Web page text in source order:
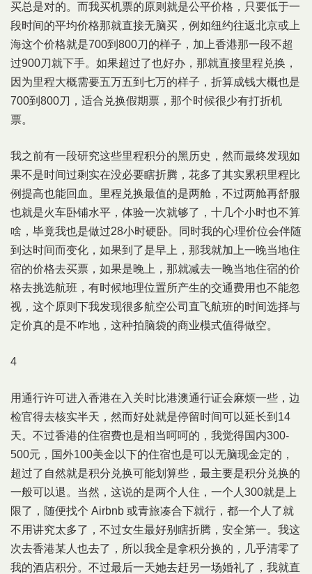
买总是对的。而我买机票的原则就是公平价格，只要低于一
段时间的平均价格那就直接无脑买，例如纽约往返北京或上
海这个价格就是700到800刀的样子，加上香港那一段不超
过900刀就下手。如果超过了也好办，那就直接里程兑换，
因为里程大概需要五万五到七万的样子，折算成钱大概也是
700到800刀，适合兑换假期票，那个时候很少有打折机
票。
我之前有一段研究这些里程积分的黑历史，然而最终发现如
果不是时间过剩实在没必要瞎折腾，花多了其实累积里程比
例提高也能回血。里程兑换最值的是两舱，不过两舱再舒服
也就是火车卧铺水平，体验一次就够了，十几个小时也不算
啥，毕竟我也是做过28小时硬卧。同时我的心理价位会伴随
到达时间而变化，如果到了是早上，那我就加上一晚当地住
宿的价格去买票，如果是晚上，那就减去一晚当地住宿的价
格去挑选航班，有时候地理位置所产生的交通费用也不能忽
视，这个原则下我发现很多航空公司直飞航班的时间选择与
定价真的是不咋地，这种拍脑袋的商业模式值得做空。
4
用通行许可进入香港在入关时比港澳通行证会麻烦一些，边
检官得去核实半天，然而好处就是停留时间可以延长到14
天。不过香港的住宿费也是相当呵呵的，我觉得国内300-
500元，国外100美金以下的住宿也是可以无脑现金定的，
超过了自然就是积分兑换可能划算些，最主要是积分兑换的
一般可以退。当然，这说的是两个人住，一个人300就是上
限了，随便找个 Airbnb 或青旅凑合下就行，都一个人了就
不用讲究太多了，不过女生最好别瞎折腾，安全第一。我这
次去香港某人也去了，所以我全是拿积分换的，几乎清零了
我的酒店积分。不过最后一天她去赶另一场婚礼了，我就直